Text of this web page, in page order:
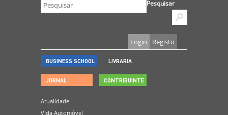
Pesquisar
Login Registo
BUSINESS SCHOOL LIVRARIA
JORNAL
Atualidade
Vida Automóvel
CONTRIBUINTE